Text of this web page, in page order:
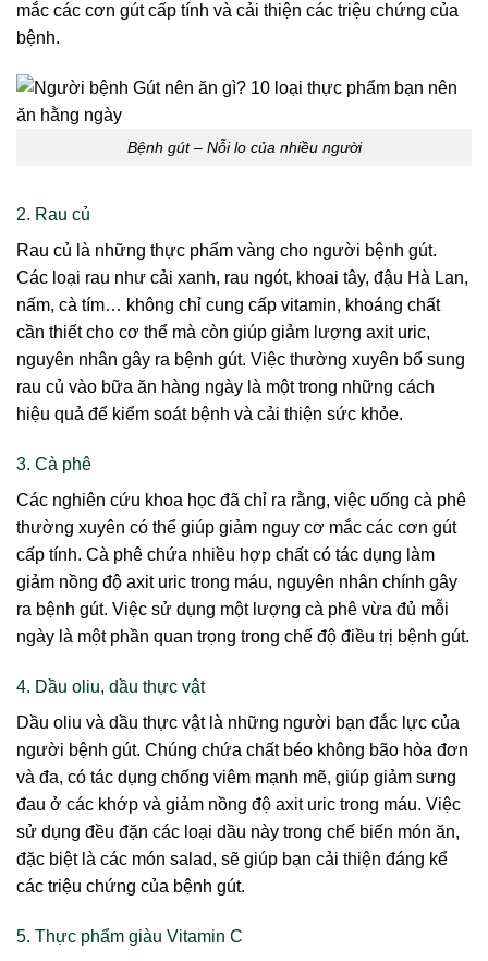
mắc các cơn gút cấp tính và cải thiện các triệu chứng của
bệnh.
Bệnh gút – Nỗi lo của nhiều người
2. Rau củ
Rau củ là những thực phẩm vàng cho người bệnh gút.
Các loại rau như cải xanh, rau ngót, khoai tây, đậu Hà Lan,
nấm, cà tím… không chỉ cung cấp vitamin, khoáng chất
cần thiết cho cơ thể mà còn giúp giảm lượng axit uric,
nguyên nhân gây ra bệnh gút. Việc thường xuyên bổ sung
rau củ vào bữa ăn hàng ngày là một trong những cách
hiệu quả để kiểm soát bệnh và cải thiện sức khỏe.
3. Cà phê
Các nghiên cứu khoa học đã chỉ ra rằng, việc uống cà phê
thường xuyên có thể giúp giảm nguy cơ mắc các cơn gút
cấp tính. Cà phê chứa nhiều hợp chất có tác dụng làm
giảm nồng độ axit uric trong máu, nguyên nhân chính gây
ra bệnh gút. Việc sử dụng một lượng cà phê vừa đủ mỗi
ngày là một phần quan trọng trong chế độ điều trị bệnh gút.
4. Dầu oliu, dầu thực vật
Dầu oliu và dầu thực vật là những người bạn đắc lực của
người bệnh gút. Chúng chứa chất béo không bão hòa đơn
và đa, có tác dụng chống viêm mạnh mẽ, giúp giảm sưng
đau ở các khớp và giảm nồng độ axit uric trong máu. Việc
sử dụng đều đặn các loại dầu này trong chế biến món ăn,
đặc biệt là các món salad, sẽ giúp bạn cải thiện đáng kể
các triệu chứng của bệnh gút.
5. Thực phẩm giàu Vitamin C